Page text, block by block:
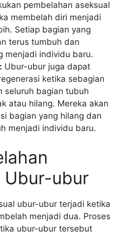
pembelahan aseksual
membelah diri menjadi
Setiap bagian yang
terus tumbuh dan
menjadi individu baru.
Ubur-ubur juga dapat
ketika sebagian
seluruh bagian tubuh
atau hilang. Mereka akan
bagian yang hilang dan
menjadi individu baru.
Ubur-ubur
ubur-ubur terjadi ketika
menjadi dua. Proses
ubur-ubur tersebut